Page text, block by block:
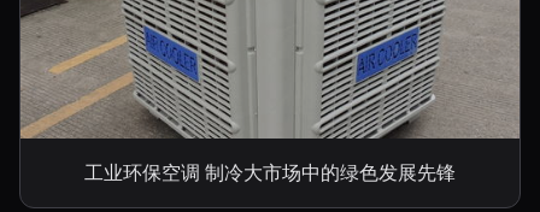
工业环保空调 制冷大市场中的绿色发展先锋